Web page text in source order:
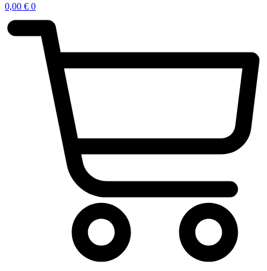
0,00 € 0